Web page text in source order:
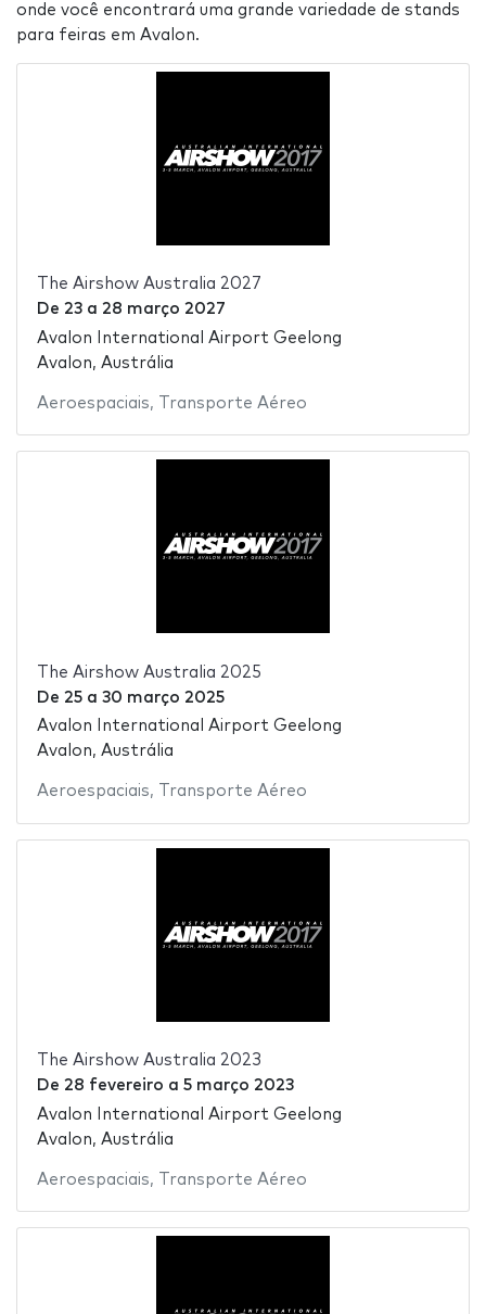
onde você encontrará uma grande variedade de stands
para feiras em Avalon.
The Airshow Australia 2027
De 23a 28 março 2027
Avalon International Airport Geelong
Avalon, Austrália
Aeroespaciais, Transporte Aéreo
The Airshow Australia 2025
De 25a 30 março 2025
Avalon International Airport Geelong
Avalon, Austrália
Aeroespaciais, Transporte Aéreo
The Airshow Australia 2023
De 28 fevereiro a 5 março 2023
Avalon International Airport Geelong
Avalon, Austrália
Aeroespaciais, Transporte Aéreo